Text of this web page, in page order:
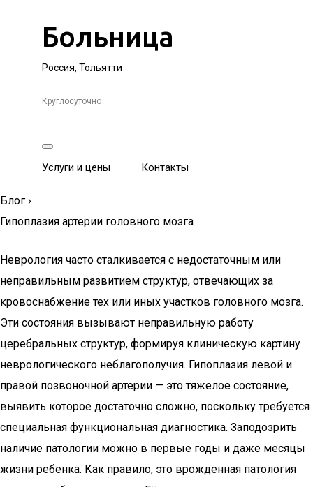
Больница
Россия, Тольятти
Круглосуточно
Услуги и цены Контакты
Блог ›
Гипоплазия артерии головного мозга
Неврология часто сталкивается с недостаточным или
неправильным развитием структур, отвечающих за
кровоснабжение тех или иных участков головного мозга.
Эти состояния вызывают неправильную работу
церебральных структур, формируя клиническую картину
неврологического неблагополучия. Гипоплазия левой и
правой позвоночной артерии — это тяжелое состояние,
выявить которое достаточно сложно, поскольку требуется
специальная функциональная диагностика. Заподозрить
наличие патологии можно в первые годы и даже месяцы
жизни ребенка. Как правило, это врожденная патология